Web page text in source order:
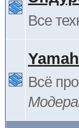
Все
Всё